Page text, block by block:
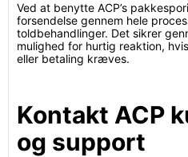
Ved at benytte ACP’s
forsendelse gennem hele
toldbehandlinger. Det sikrer
mulighed for hurtig reaktion,
eller betaling kræves.
Kontakt ACP
og support